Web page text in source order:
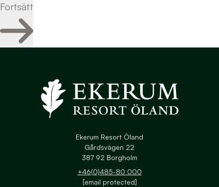
Fortsätt
Ekerum Resort Öland
Gårdsvägen 22
387 92 Borgholm
+46(0)485-80 000
[email protected]